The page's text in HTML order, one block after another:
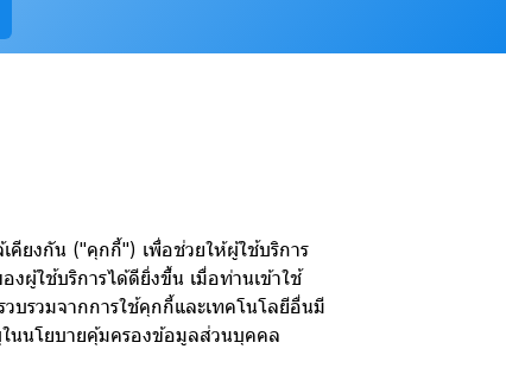
ยงกัน ("คุกกี้") เพื่อช่วยให้ผู้ใช้บริการ
ผู้ใช้บริการได้ดียิ่งขึ้น เมื่อท่านเข้าใช้
บรวมจากการใช้คุกกี้และเทคโนโลยีอื่นมี
นนโยบายคุ้มครองข้อมูลส่วนบุคคล